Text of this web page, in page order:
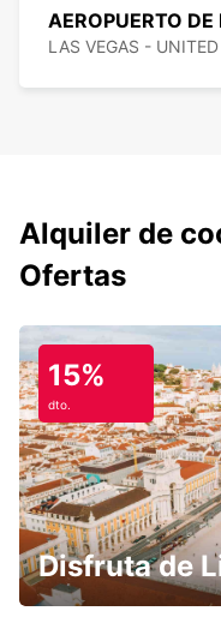
AEROPUERTO
LAS VEGAS -
Alquiler de
Ofertas
15%
dto.
Disfruta de